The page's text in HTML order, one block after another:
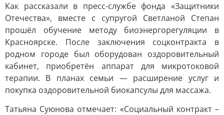
Как рассказали в пресс-службе фонда «Защитники
Отечества», вместе с супругой Светланой Степан
прошёл обучение методу биоэнергорегуляции в
Красноярске. После заключения соцконтракта в
родном городе был оборудован оздоровительный
кабинет, приобретён аппарат для микротоковой
терапии. В планах семьи — расширение услуг и
покупка оздоровительной биокапсулы для массажа.
Татьяна Суюнова отмечает: «Социальный контракт –